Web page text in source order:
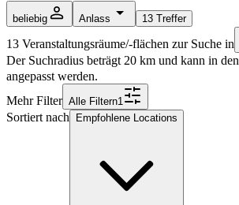
beliebig Anlass 13 Treffer
13 Veranstaltungsräume/-flächen zur Suche in
Der Suchradius beträgt 20 km und kann in den
angepasst werden.
Mehr Filter Alle Filtern1
Sortiert nach Empfohlene Locations